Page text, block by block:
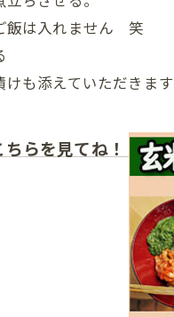
飯は入れません 笑
も添えていただきます
らを見てね！